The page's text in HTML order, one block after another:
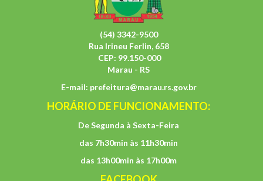
(54) 3342-9500
Rua Irineu Ferlin, 658
CEP: 99.150-000
Marau - RS
E-mail: prefeitura@marau.rs.gov.br
HORÁRIO DE FUNCIONAMENTO:
De Segunda à Sexta-Feira
das 7h30min às 11h30min
das 13h00min às 17h00m